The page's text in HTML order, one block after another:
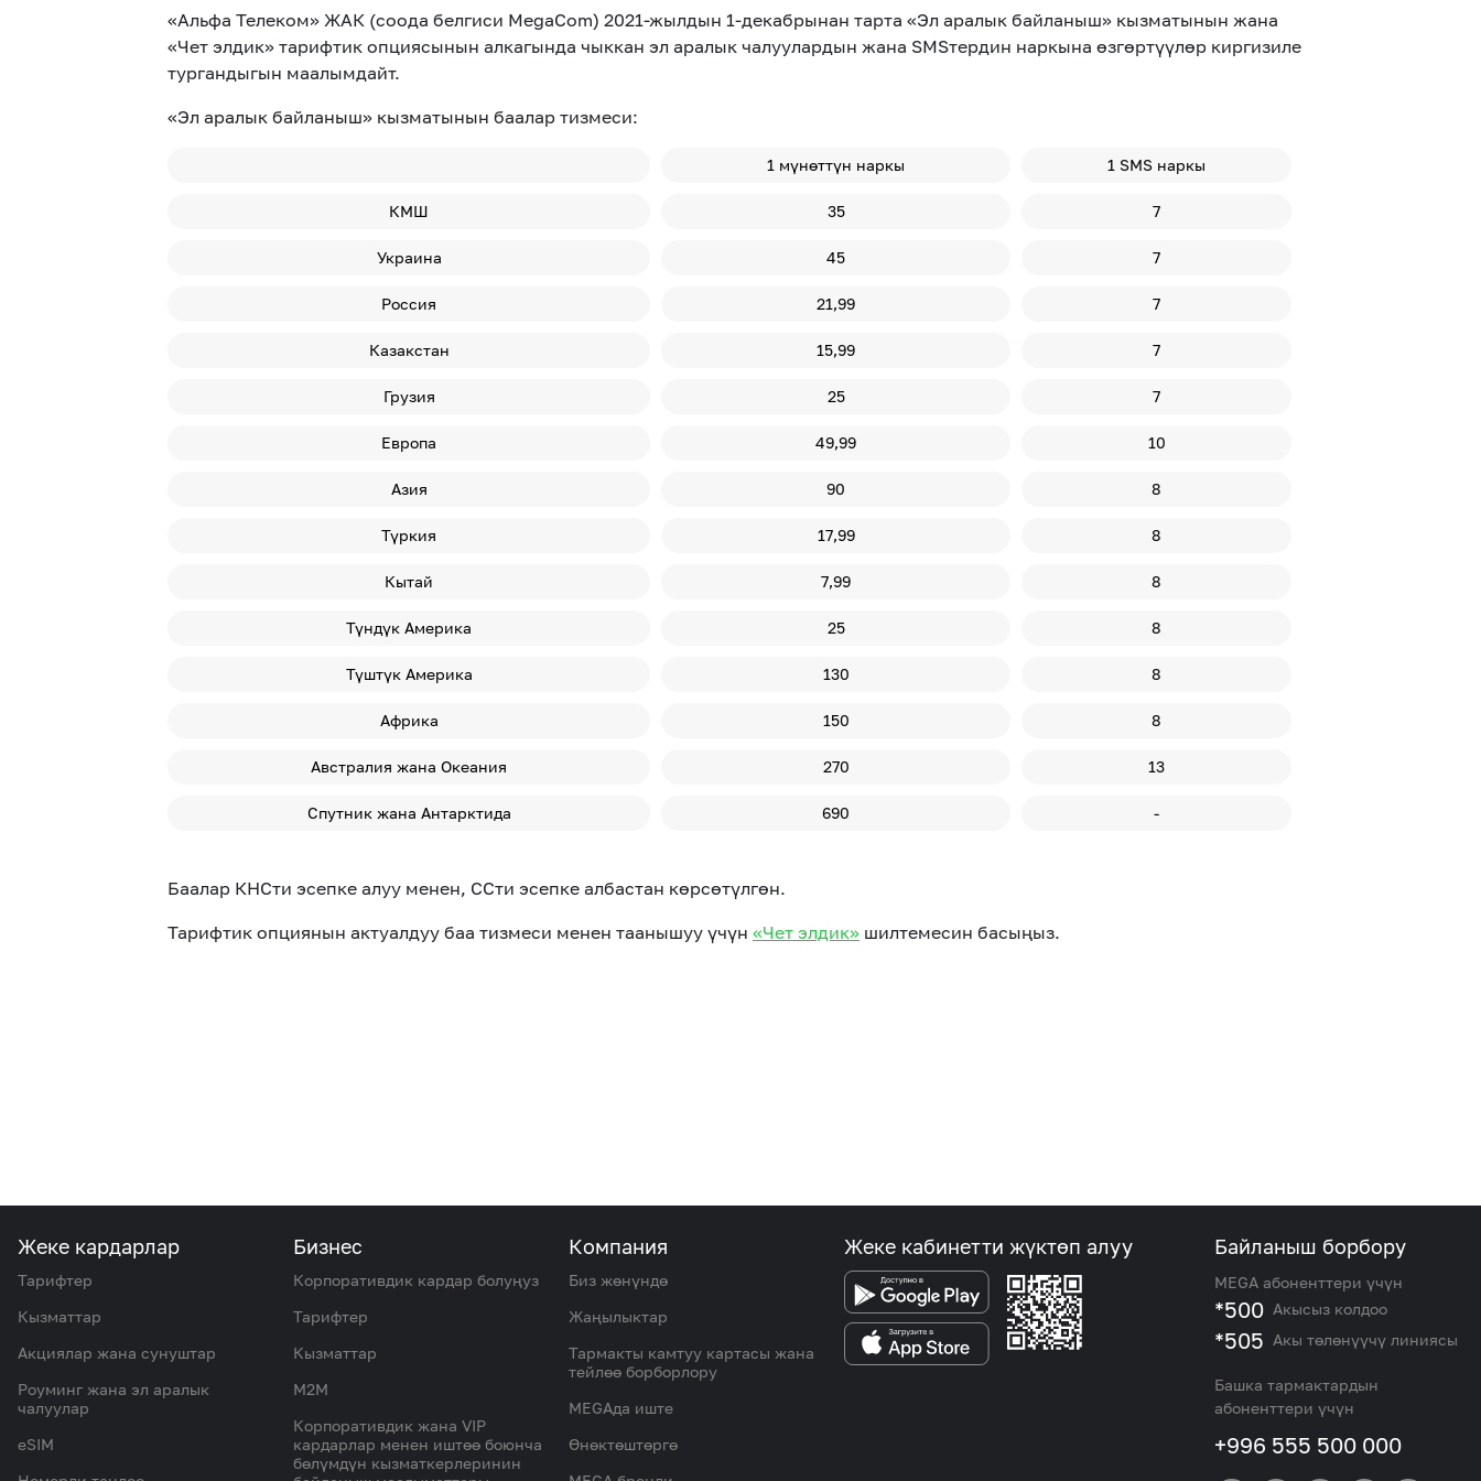
«Альфа Телеком» ЖАК (соода белгиси MegaCom) 2021-жылдын 1-декабрынан тарта «Эл аралык байланыш» кызматынын жана
«Чет элдик» тарифтик опциясынын алкагында чыккан эл аралык чалуулардын жана SMSтердин наркына өзгөртүүлөр киргизиле
тургандыгын маалымдайт.
«Эл аралык байланыш» кызматынын баалар тизмеси:
1 мүнөттүн наркы 1 SMS наркы
КМШ 35 7
Украина 45 7
Россия 21,99 7
Казакстан 15,99 7
Грузия 25 7
Европа 49,99 10
Азия 90 8
Түркия 17,99 8
Кытай 7,99 8
Түндүк Америка 25 8
Түштүк Америка 130 8
Африка 150 8
Австралия жана Океания 270 13
Спутник жана Антарктида 690 -
Баалар КНСти эсепке алуу менен, ССти эсепке албастан көрсөтүлгөн.
Тарифтик опциянын актуалдуу баа тизмеси менен таанышуу үчүн «Чет элдик» шилтемесин басыңыз.
Жеке кардарлар
Тарифтер
Кызматтар
Акциялар жана сунуштар
Роуминг жана эл аралык
чалуулар
eSIM
Бизнес
Корпоративдик кардар болуңуз
Тарифтер
Кызматтар
M2M
Корпоративдик жана VIP
кардарлар менен иштөө боюнча
бөлүмдүн кызматкерлеринин
Компания
Биз жөнүндө
Жаңылыктар
Тармакты камтуу картасы жана
тейлөө борборлору
MEGAда иште
Өнөктөштөргө
Жеке кабинетти жүктөп алуу Байланыш борбору
MEGA абоненттери үчүн
*500 Акысыз колдоо
*505 Акы төлөнүүчү линиясы
Башка тармактардын
абоненттери үчүн
+996 555 500 000